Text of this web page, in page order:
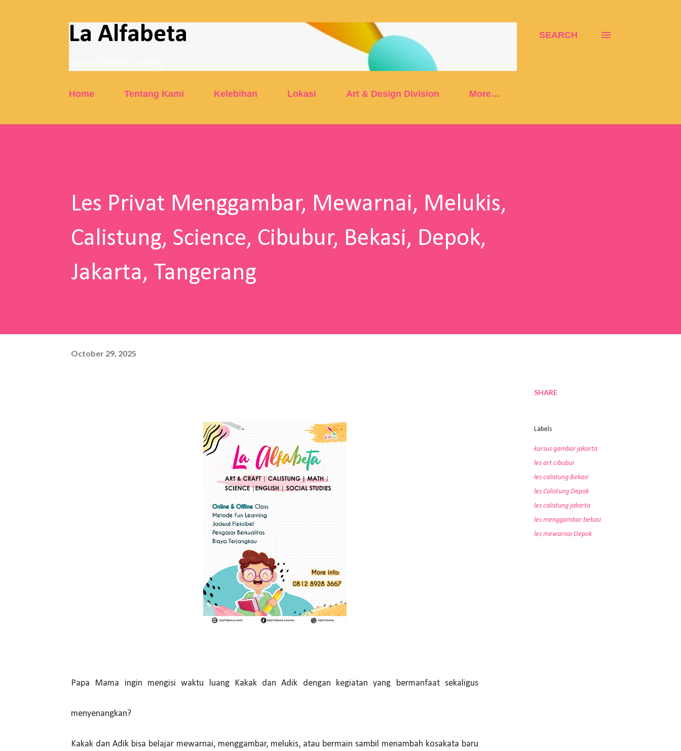
La Alfabeta SEARCH
Home Tentang Kami Kelebihan Lokasi Art & Design Division More…
Les Privat Menggambar, Mewarnai, Melukis,
Calistung, Science, Cibubur, Bekasi, Depok,
Jakarta, Tangerang
October 29, 2025
Papa Mama ingin mengisi waktu luang Kakak dan Adik dengan kegiatan yang bermanfaat sekaligus
menyenangkan?
Kakak dan Adik bisa belajar mewarnai, menggambar, melukis, atau bermain sambil menambah kosakata baru
SHARE
Labels
kursus gambar jakarta
les art cibubur
les calistung Bekasi
les Calistung Depok
les calistung jakarta
les menggambar bekasi
les mewarnai Depok